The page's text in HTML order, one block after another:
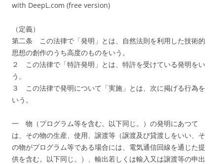
with DeepL.com (free version)
（定義）
第二条 この法律で「発明」とは、自然法則を利用した技術的
思想の創作のうち高度のものをいう。
２ この法律で「特許発明」とは、特許を受けている発明をい
う。
３ この法律で発明について「実施」とは、次に掲げる行為を
いう。
一 物（プログラム等を含む。以下同じ。）の発明にあつて
は、その物の生産、使用、譲渡等（譲渡及び貸渡しをいい、そ
の物がプログラム等である場合には、電気通信回線を通じた提
供を含む。以下同じ。）、輸出若しくは輸入又は譲渡等の申出